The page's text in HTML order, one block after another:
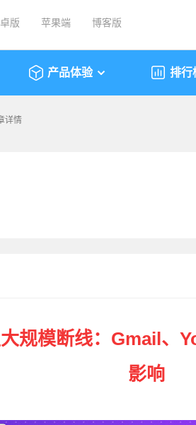
版 苹果端 博客版
产品体验 排行
详情
规模断线：Gmail、
影响